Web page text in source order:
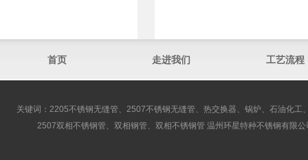
首页 走进我们 工艺流程
关键词：2205不锈钢无缝管、2507不锈钢无缝管、热交换器、锅炉、石油化
2507双相不锈钢管、双相钢管、双相不锈钢管 温州环星特种不锈钢有限